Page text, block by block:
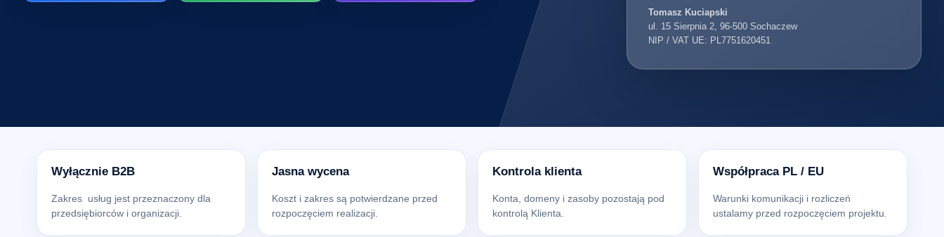
Tomasz Kuciapski
ul. 15 Sierpnia 2, 96-500 Sochaczew
NIP / VAT UE: PL7751620451
Wyłącznie B2B
Zakres usług jest przeznaczony dla
przedsiębiorców i organizacji.
Jasna wycena
Koszt i zakres są potwierdzane przed
rozpoczęciem realizacji.
Kontrola klienta
Konta, domeny i zasoby pozostają pod
kontrolą Klienta.
Współpraca PL / EU
Warunki komunikacji i rozliczeń
ustalamy przed rozpoczęciem projektu.